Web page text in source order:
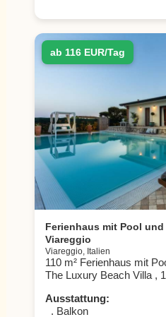
ab 116 EUR/Tag
Ferienhaus mit Pool
Viareggio
Viareggio, Italien
110 m² Ferienhaus mit
The Luxury Beach Villa ,
Ausstattung:
. Balkon